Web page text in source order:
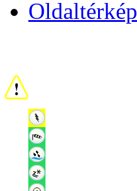
Oldaltérkép